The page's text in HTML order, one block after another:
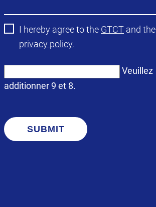
I hereby agree to the GTCT and the
privacy policy.
Veuillez
additionner 9 et 8.
SUBMIT